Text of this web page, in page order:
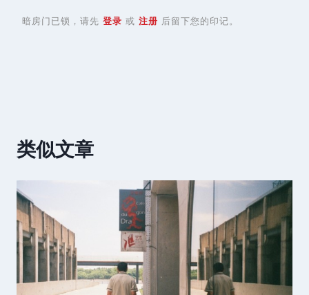
暗房门已锁，请先 登录 或 注册 后留下您的印记。
类似文章